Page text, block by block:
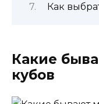
Как
Какие
кубов